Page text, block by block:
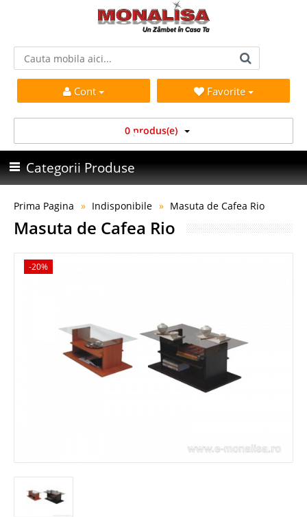
Cont Favorite
0 produs(e)
Categorii Produse
Prima Pagina Indisponibile Masuta de Cafea Rio
Masuta de Cafea Rio
-20%